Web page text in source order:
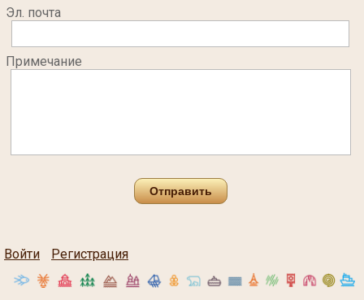
Эл. почта
Примечание
Отправить
Войти Регистрация